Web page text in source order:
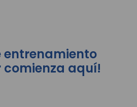
entrenamiento
comienza aquí!